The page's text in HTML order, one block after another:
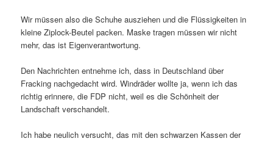
Wir müssen also die Schuhe ausziehen und die Flüssigkeiten in
kleine Ziplock-Beutel packen. Maske tragen müssen wir nicht
mehr, das ist Eigenverantwortung.
Den Nachrichten entnehme ich, dass in Deutschland über
Fracking nachgedacht wird. Windräder wollte ja, wenn ich das
richtig erinnere, die FDP nicht, weil es die Schönheit der
Landschaft verschandelt.
Ich habe neulich versucht, das mit den schwarzen Kassen der